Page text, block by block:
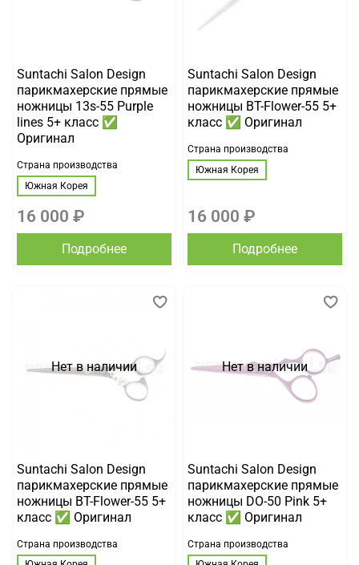
Suntachi Salon Design
парикмахерские прямые
ножницы 13s-55 Purple
lines 5+ класс ✅
Оригинал
Страна производства
Южная Корея
16 000 ₽
Подробнее
Suntachi Salon Design
парикмахерские прямые
ножницы BT-Flower-55 5+
класс ✅ Оригинал
Страна производства
Южная Корея
16 000 ₽
Подробнее
Нет в наличии
Suntachi Salon Design
парикмахерские прямые
ножницы BT-Flower-55 5+
класс ✅ Оригинал
Страна производства
Нет в наличии
Suntachi Salon Design
парикмахерские прямые
ножницы DO-50 Pink 5+
класс ✅ Оригинал
Страна производства